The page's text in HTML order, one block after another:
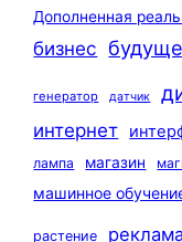
Дополненная
бизнес
генератор датчик
интернет
лампа
магазин
машинное
растение реклама